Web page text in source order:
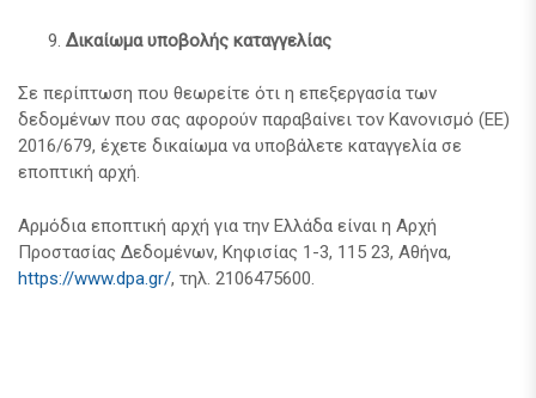
Δικαίωμα υποβολής καταγγελίας
Σε περίπτωση που θεωρείτε ότι η επεξεργασία των
δεδομένων που σας αφορούν παραβαίνει τον Κανονισμό (ΕΕ)
2016/679, έχετε δικαίωμα να υποβάλετε καταγγελία σε
εποπτική αρχή.
Αρμόδια εποπτική αρχή για την Ελλάδα είναι η Αρχή
Προστασίας Δεδομένων, Κηφισίας 1-3, 115 23, Αθήνα,
https://www.dpa.gr/, τηλ. 2106475600.